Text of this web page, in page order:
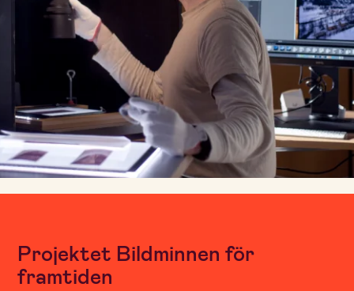
Projektet Bildminnen för
framtiden